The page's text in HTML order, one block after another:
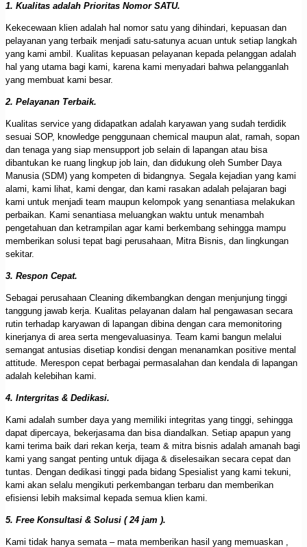
1. Kualitas adalah Prioritas Nomor SATU.
Kekecewaan klien adalah hal nomor satu yang dihindari, kepuasan dan
pelayanan yang terbaik menjadi satu-satunya acuan untuk setiap langkah
yang kami ambil. Kualitas kepuasan pelayanan kepada pelanggan adalah
hal yang utama bagi kami, karena kami menyadari bahwa pelangganlah
yang membuat kami besar.
2. Pelayanan Terbaik.
Kualitas service yang didapatkan adalah karyawan yang sudah terdidik
sesuai SOP, knowledge penggunaan chemical maupun alat, ramah, sopan
dan tenaga yang siap mensupport job selain di lapangan atau bisa
dibantukan ke ruang lingkup job lain, dan didukung oleh Sumber Daya
Manusia (SDM) yang kompeten di bidangnya. Segala kejadian yang kami
alami, kami lihat, kami dengar, dan kami rasakan adalah pelajaran bagi
kami untuk menjadi team maupun kelompok yang senantiasa melakukan
perbaikan. Kami senantiasa meluangkan waktu untuk menambah
pengetahuan dan ketrampilan agar kami berkembang sehingga mampu
memberikan solusi tepat bagi perusahaan, Mitra Bisnis, dan lingkungan
sekitar.
3. Respon Cepat.
Sebagai perusahaan Cleaning dikembangkan dengan menjunjung tinggi
tanggung jawab kerja. Kualitas pelayanan dalam hal pengawasan secara
rutin terhadap karyawan di lapangan dibina dengan cara memonitoring
kinerjanya di area serta mengevaluasinya. Team kami bangun melalui
semangat antusias disetiap kondisi dengan menanamkan positive mental
attitude. Merespon cepat berbagai permasalahan dan kendala di lapangan
adalah kelebihan kami.
4. Intergritas & Dedikasi.
Kami adalah sumber daya yang memiliki integritas yang tinggi, sehingga
dapat dipercaya, bekerjasama dan bisa diandalkan. Setiap apapun yang
kami terima baik dari rekan kerja, team & mitra bisnis adalah amanah bagi
kami yang sangat penting untuk dijaga & diselesaikan secara cepat dan
tuntas. Dengan dedikasi tinggi pada bidang Spesialist yang kami tekuni,
kami akan selalu mengikuti perkembangan terbaru dan memberikan
efisiensi lebih maksimal kepada semua klien kami.
5. Free Konsultasi & Solusi ( 24 jam ).
Kami tidak hanya semata – mata memberikan hasil yang memuaskan ,